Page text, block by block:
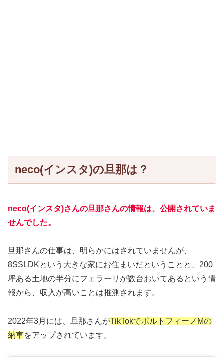
neco(インスタ)の旦那は？
neco(インスタ)さんの旦那さんの情報は、公開されていま
せんでした。
旦那さんの仕事は、明らかにはされていませんが、
8SSLDKという大きな家にお住まいだということと、200
坪ある土地の半分にフェラーリが数台おいてあるという情
報から、収入が高いことは推測されます。
2022年3月には、旦那さんがTikTokでポルトフィーノMの
納車をアップされています。